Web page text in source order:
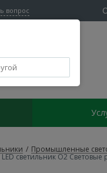
вопрос
/ Промышленные
светильник О2